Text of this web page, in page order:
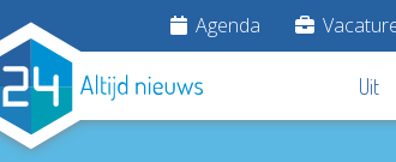
Agenda
Uit